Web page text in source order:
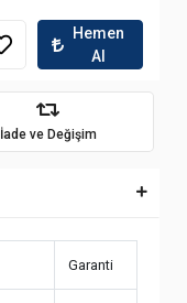
Hemen
Al
İade ve Değişim
Garanti